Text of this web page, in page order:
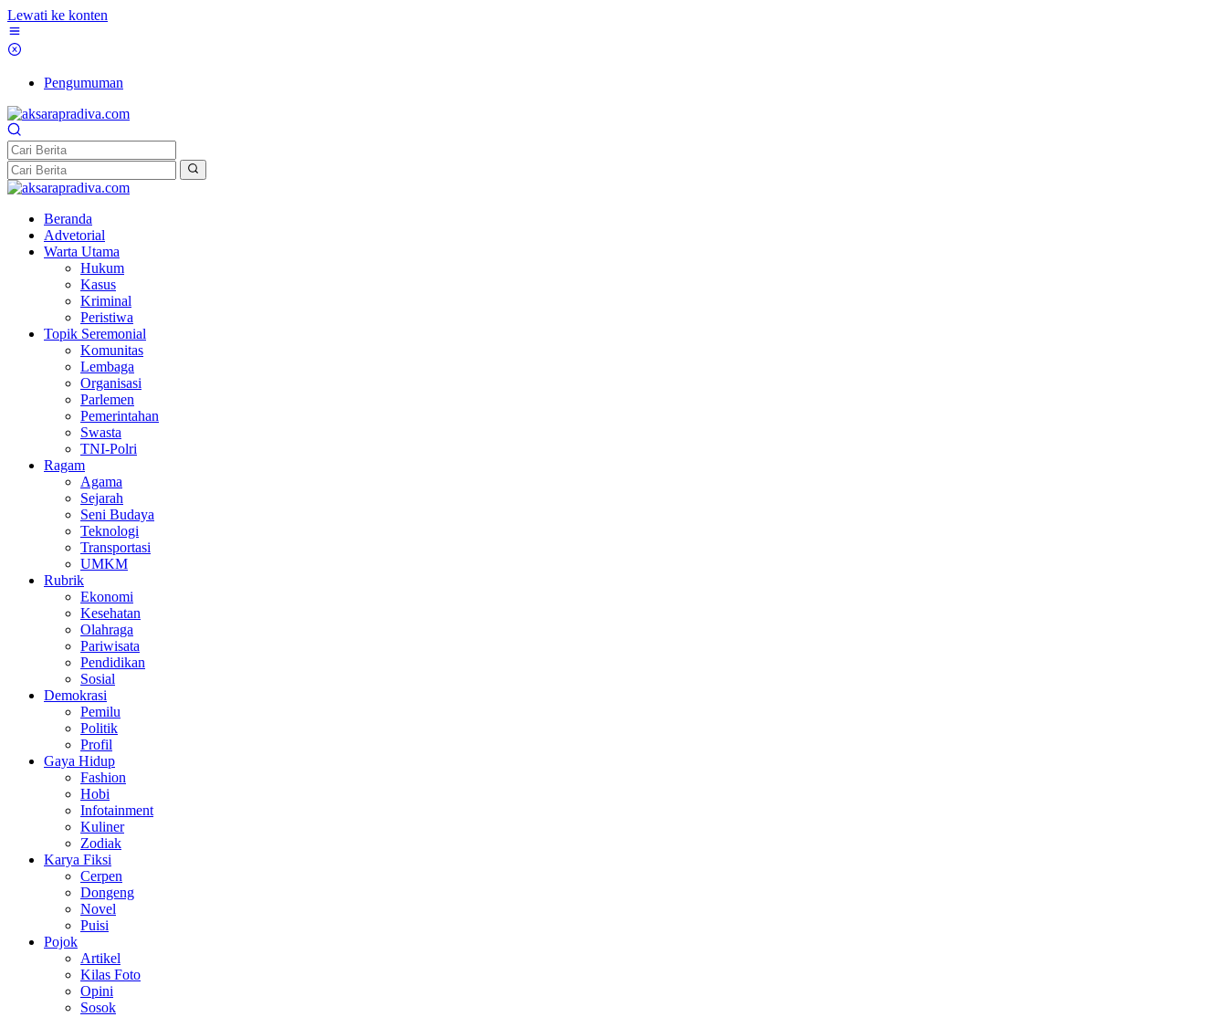
Lewati ke konten
Pengumuman
Beranda
Advetorial
Warta Utama
Hukum
Kasus
Kriminal
Peristiwa
Topik Seremonial
Komunitas
Lembaga
Organisasi
Parlemen
Pemerintahan
Swasta
TNI-Polri
Ragam
Agama
Sejarah
Seni Budaya
Teknologi
Transportasi
UMKM
Rubrik
Ekonomi
Kesehatan
Olahraga
Pariwisata
Pendidikan
Sosial
Demokrasi
Pemilu
Politik
Profil
Gaya Hidup
Fashion
Hobi
Infotainment
Kuliner
Zodiak
Karya Fiksi
Cerpen
Dongeng
Novel
Puisi
Pojok
Artikel
Kilas Foto
Opini
Sosok